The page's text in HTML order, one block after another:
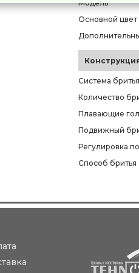
Модель
Основной цвет
Система бритья
Количество
Плавающие
Подвижный
Регулировка
Способ бритья